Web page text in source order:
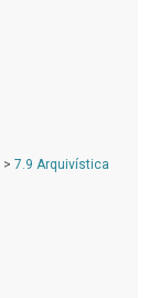
> 7.9 Arquivística